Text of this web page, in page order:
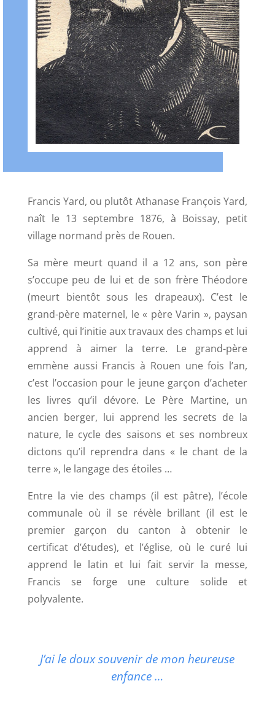
Francis Yard, ou plutôt Athanase François Yard,
naît le 13 septembre 1876, à Boissay, petit
village normand près de Rouen.
Sa mère meurt quand il a 12 ans, son père
s’occupe peu de lui et de son frère Théodore
(meurt bientôt sous les drapeaux). C’est le
grand-père maternel, le « père Varin », paysan
cultivé, qui l’initie aux travaux des champs et lui
apprend à aimer la terre. Le grand-père
emmène aussi Francis à Rouen une fois l’an,
c’est l’occasion pour le jeune garçon d’acheter
les livres qu’il dévore. Le Père Martine, un
ancien berger, lui apprend les secrets de la
nature, le cycle des saisons et ses nombreux
dictons qu’il reprendra dans « le chant de la
terre », le langage des étoiles …
Entre la vie des champs (il est pâtre), l’école
communale où il se révèle brillant (il est le
premier garçon du canton à obtenir le
certificat d’études), et l’église, où le curé lui
apprend le latin et lui fait servir la messe,
Francis se forge une culture solide et
polyvalente.
J’ai le doux souvenir de mon heureuse
enfance …